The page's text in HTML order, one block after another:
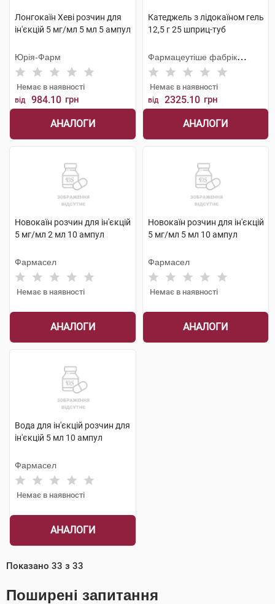
Лонгокаїн Хеві розчин для
ін'єкцій 5 мг/мл 5 мл 5 ампул
Юрія-Фарм
Немає в наявності
від 984.10 грн
АНАЛОГИ
Катеджель з лідокаїном гель
12,5 г 25 шприц-туб
Фармацеутіше фабрік
Монтавіт
Немає в наявності
від 2325.10 грн
АНАЛОГИ
Новокаїн розчин для ін'єкцій
5 мг/мл 2 мл 10 ампул
Фармасел
Немає в наявності
АНАЛОГИ
Новокаїн розчин для ін'єкцій
5 мг/мл 5 мл 10 ампул
Фармасел
Немає в наявності
АНАЛОГИ
Вода для ін'єкцій розчин для
ін'єкцій 5 мл 10 ампул
Фармасел
Немає в наявності
АНАЛОГИ
Показано 33 з 33
Поширені запитання